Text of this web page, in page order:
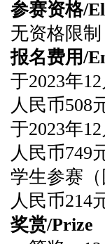
参赛资格/
无资格限制
报名费用/
于2023年
人民币508
于2023年
人民币749
学生参赛
人民币214
奖赏/Prize